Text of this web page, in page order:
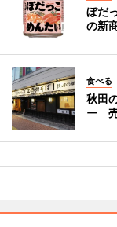
ぼだ
の新
食べる
秋田
ー 売